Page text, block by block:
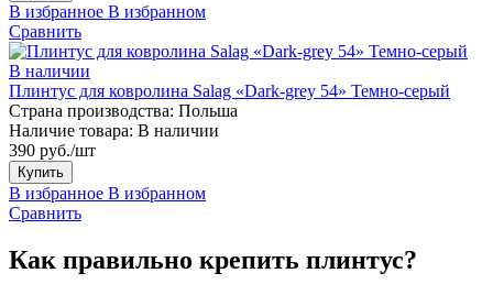
В избранное В избранном
Сравнить
В наличии
Плинтус для ковролина Salag «Dark-grey 54» Темно-серый
Страна производства: Польша
Наличие товара: В наличии
390 руб./шт
Купить
В избранное В избранном
Сравнить
Как правильно крепить плинтус?